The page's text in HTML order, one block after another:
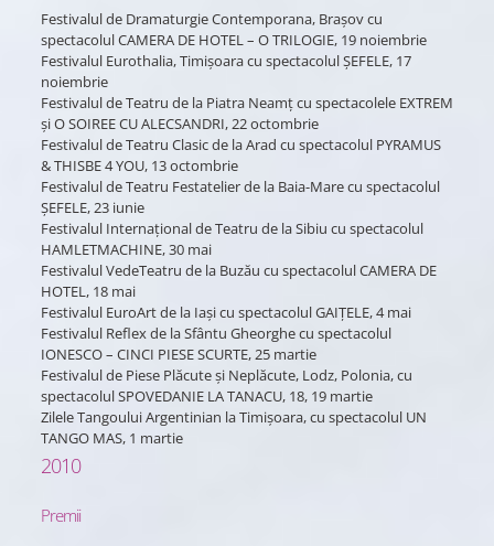
Festivalul de Dramaturgie Contemporana, Brașov cu
spectacolul CAMERA DE HOTEL – O TRILOGIE, 19 noiembrie
Festivalul Eurothalia, Timișoara cu spectacolul ȘEFELE, 17
noiembrie
Festivalul de Teatru de la Piatra Neamț cu spectacolele EXTREM
și O SOIREE CU ALECSANDRI, 22 octombrie
Festivalul de Teatru Clasic de la Arad cu spectacolul PYRAMUS
& THISBE 4 YOU, 13 octombrie
Festivalul de Teatru Festatelier de la Baia-Mare cu spectacolul
ȘEFELE, 23 iunie
Festivalul Internațional de Teatru de la Sibiu cu spectacolul
HAMLETMACHINE, 30 mai
Festivalul VedeTeatru de la Buzău cu spectacolul CAMERA DE
HOTEL, 18 mai
Festivalul EuroArt de la Iași cu spectacolul GAIȚELE, 4 mai
Festivalul Reflex de la Sfântu Gheorghe cu spectacolul
IONESCO – CINCI PIESE SCURTE, 25 martie
Festivalul de Piese Plăcute și Neplăcute, Lodz, Polonia, cu
spectacolul SPOVEDANIE LA TANACU, 18, 19 martie
Zilele Tangoului Argentinian la Timişoara, cu spectacolul UN
TANGO MAS, 1 martie
2010
Premii